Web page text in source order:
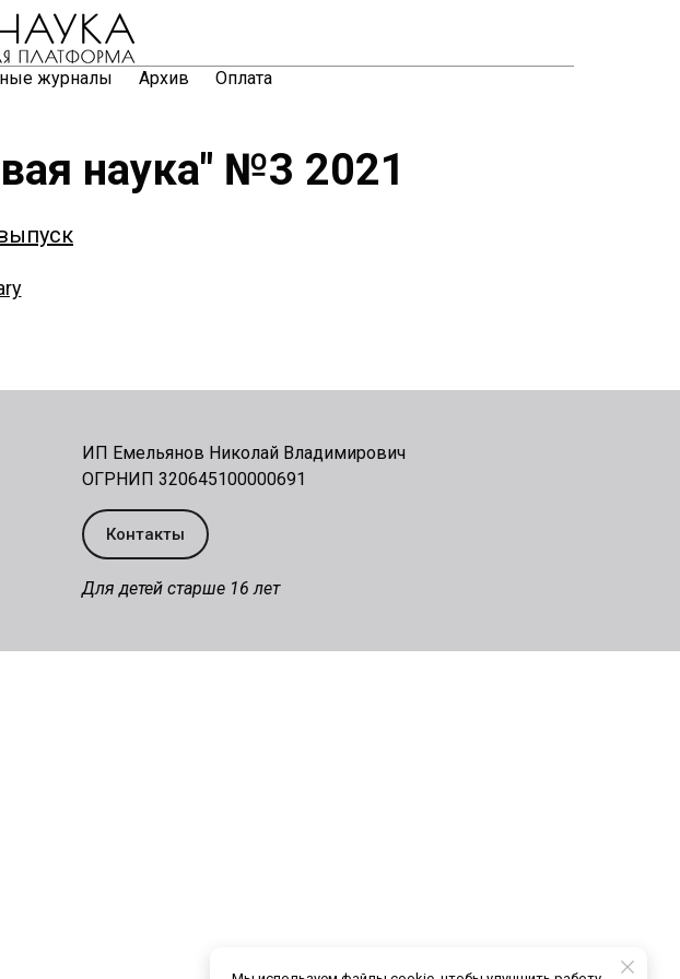
журналы Архив Оплата
наука" №3 2021
ИП Емельянов Николай Владимирович
ОГРНИП 320645100000691
Контакты
Для детей старше 16 лет